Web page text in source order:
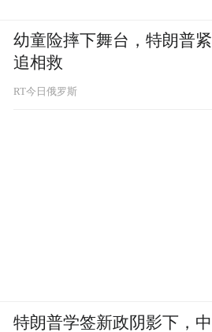
幼童险摔下舞台，特朗普紧
追相救
RT今日俄罗斯
特朗普学签新政阴影下，中